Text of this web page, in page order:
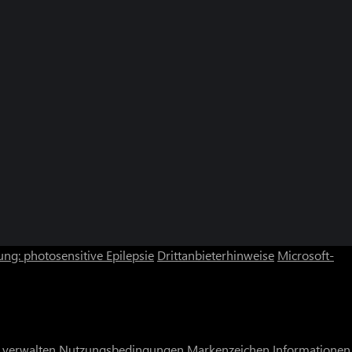
photosensitive Epilepsie Drittanbieterhinweise Microsoft-